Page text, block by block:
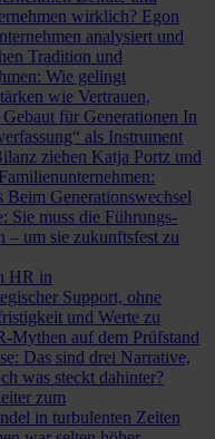
wirklich? Egon
analysiert und
Tradition und
Wie gelingt
wie Vertrauen,
Gebaut für Generationen In
als Instrument
ziehen Katja Portz und
Beim Generationswechsel
Sie muss die Führungs-
– um sie zukunftsfest zu
HR in
Support, ohne
und Werte zu
Mythen auf dem Prüfstand
Das sind drei Narrative,
was steckt dahinter?
zum
in turbulenten Zeiten